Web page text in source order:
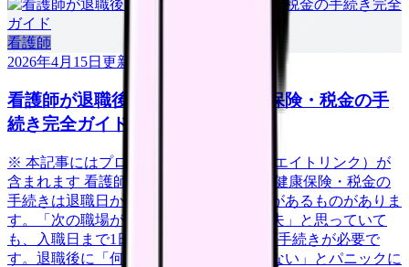
看護師
2026年4月15日 更新
看護師が退職後にやるべき年金・保険・税金の手
続き完全ガイド
※ 本記事にはプロモーション（アフィリエイトリンク）が
含まれます 看護師が退職した後、年金・健康保険・税金の
手続きは退職日から14日以内に行う必要があるものがありま
す。「次の職場が決まっているから大丈夫」と思っていて
も、入職日まで1日でも空白期間があれば手続きが必要で
す。退職後に「何をすればいいかわからない」とパニックに